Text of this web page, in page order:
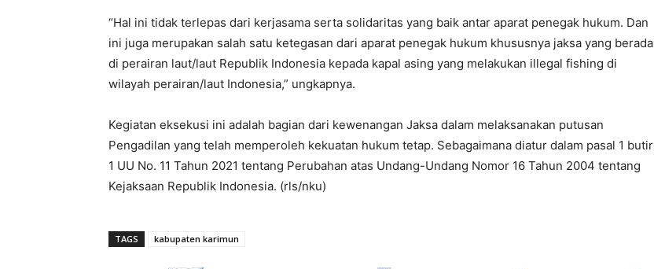
“Hal ini tidak terlepas dari kerjasama serta solidaritas yang baik antar aparat penegak hukum. Dan
ini juga merupakan salah satu ketegasan dari aparat penegak hukum khususnya jaksa yang berada
di perairan laut/laut Republik Indonesia kepada kapal asing yang melakukan illegal fishing di
wilayah perairan/laut Indonesia,” ungkapnya.
Kegiatan eksekusi ini adalah bagian dari kewenangan Jaksa dalam melaksanakan putusan
Pengadilan yang telah memperoleh kekuatan hukum tetap. Sebagaimana diatur dalam pasal 1 butir
1 UU No. 11 Tahun 2021 tentang Perubahan atas Undang-Undang Nomor 16 Tahun 2004 tentang
Kejaksaan Republik Indonesia. (rls/nku)
TAGS kabupaten karimun